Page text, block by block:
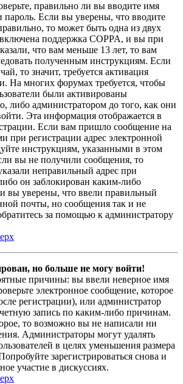
правильно ли вы вводите имя
пароль. Если вы уверены, что вводите
то может быть одна из двух
поддержка COPPA, и вы при
что вам меньше 13 лет, то вам
полученным инструкциям. Если
то значит, требуется активация
На многих форумах требуется, чтобы
были активированы
либо администратором до того, как они
Эта информация отображается в
Если вам пришло сообщение на
при регистрации адрес электронной
инструкциям, указанными в этом
вы не получили сообщения, то
неправильный адрес при
он заблокирован каким-либо
вы уверены, что ввели правильный
почты, но сообщения так и не
за помощью к администратору
но больше не могу войти!
причины: вы ввели неверное имя
электронное сообщение, которое
регистрации), или администратор
запись по каким-либо причинам.
то возможно вы не написали ни
Администраторы могут удалять
в целях уменьшения размера
зарегистрироваться снова и
участие в дискуссиях.